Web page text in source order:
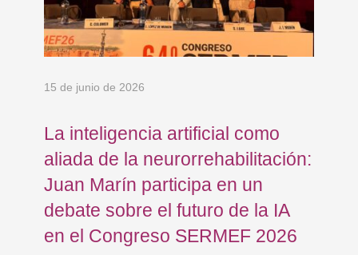
15 de junio de 2026
La inteligencia artificial como
aliada de la neurorrehabilitación:
Juan Marín participa en un
debate sobre el futuro de la IA
en el Congreso SERMEF 2026